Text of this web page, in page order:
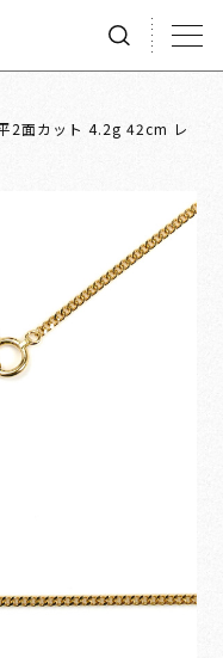
2面カット 4.2g 42cm レ